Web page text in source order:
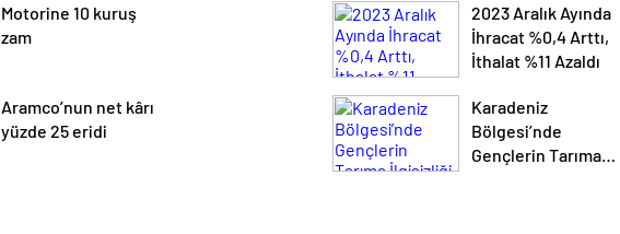
Motorine 10 kuruş
zam
Aramco’nun net kârı
yüzde 25 eridi
2023 Aralık Ayında
İhracat %0,4 Arttı,
İthalat %11 Azaldı
Karadeniz
Bölgesi’nde
Gençlerin Tarıma